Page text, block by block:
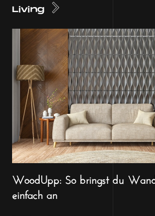
Living
WoodUpp: So bringst du
einfach an